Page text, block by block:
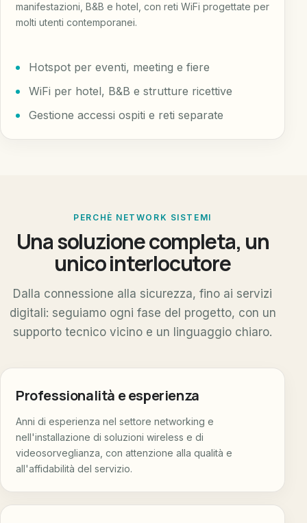
manifestazioni, B&B e hotel, con reti WiFi progettate per
molti utenti contemporanei.
Hotspot per eventi, meeting e fiere
WiFi per hotel, B&B e strutture ricettive
Gestione accessi ospiti e reti separate
PERCHÈ NETWORK SISTEMI
Una soluzione completa, un
unico interlocutore
Dalla connessione alla sicurezza, fino ai servizi
digitali: seguiamo ogni fase del progetto, con un
supporto tecnico vicino e un linguaggio chiaro.
Professionalità e esperienza
Anni di esperienza nel settore networking e
nell'installazione di soluzioni wireless e di
videosorveglianza, con attenzione alla qualità e
all'affidabilità del servizio.